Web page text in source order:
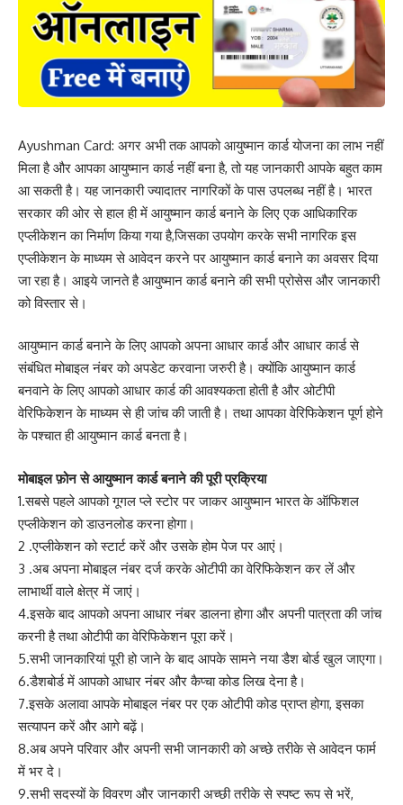
Ayushman Card: अगर अभी तक आपको आयुष्मान कार्ड योजना का लाभ नहीं
मिला है और आपका आयुष्मान कार्ड नहीं बना है, तो यह जानकारी आपके बहुत काम
आ सकती है। यह जानकारी ज्यादातर नागरिकों के पास उपलब्ध नहीं है। भारत
सरकार की ओर से हाल ही में आयुष्मान कार्ड बनाने के लिए एक आधिकारिक
एप्लीकेशन का निर्माण किया गया है,जिसका उपयोग करके सभी नागरिक इस
एप्लीकेशन के माध्यम से आवेदन करने पर आयुष्मान कार्ड बनाने का अवसर दिया
जा रहा है। आइये जानते है आयुष्मान कार्ड बनाने की सभी प्रोसेस और जानकारी
को विस्तार से।
आयुष्मान कार्ड बनाने के लिए आपको अपना आधार कार्ड और आधार कार्ड से
संबंधित मोबाइल नंबर को अपडेट करवाना जरुरी है। क्योंकि आयुष्मान कार्ड
बनवाने के लिए आपको आधार कार्ड की आवश्यकता होती है और ओटीपी
वेरिफिकेशन के माध्यम से ही जांच की जाती है। तथा आपका वेरिफिकेशन पूर्ण होने
के पश्चात ही आयुष्मान कार्ड बनता है।
मोबाइल फ़ोन से आयुष्मान कार्ड बनाने की पूरी प्रक्रिया
1.सबसे पहले आपको गूगल प्ले स्टोर पर जाकर आयुष्मान भारत के ऑफिशल
एप्लीकेशन को डाउनलोड करना होगा।
2 .एप्लीकेशन को स्टार्ट करें और उसके होम पेज पर आएं।
3 .अब अपना मोबाइल नंबर दर्ज करके ओटीपी का वेरिफिकेशन कर लें और
लाभार्थी वाले क्षेत्र में जाएं।
4.इसके बाद आपको अपना आधार नंबर डालना होगा और अपनी पात्रता की जांच
करनी है तथा ओटीपी का वेरिफिकेशन पूरा करें।
5.सभी जानकारियां पूरी हो जाने के बाद आपके सामने नया डैश बोर्ड खुल जाएगा।
6.डैशबोर्ड में आपको आधार नंबर और कैप्चा कोड लिख देना है।
7.इसके अलावा आपके मोबाइल नंबर पर एक ओटीपी कोड प्राप्त होगा, इसका
सत्यापन करें और आगे बढ़ें।
8.अब अपने परिवार और अपनी सभी जानकारी को अच्छे तरीके से आवेदन फार्म
में भर दे।
9.सभी सदस्यों के विवरण और जानकारी अच्छी तरीके से स्पष्ट रूप से भरें,